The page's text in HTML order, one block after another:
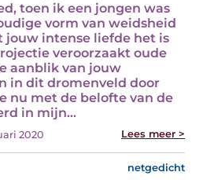
toen ik een jongen was
vorm van weidsheid
jouw intense liefde het is
veroorzaakt oude
aanblik van jouw
in dit dromenveld door
nu met de belofte van de
in mijn…
2020 Lees meer >
netgedicht